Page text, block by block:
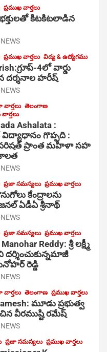
ప్రముఖ వార్తలు
కిటకిటలాడిన
ప్రముఖ వార్తలు విద్య & ఉద్యోగము
4లో వార్డు
దర్శనాల హరీష్
తెలంగాణ
వార్తలు
Ashalata :
గొప్పది :
ప్రాంత మహిళా సహ
ప్రజా సమస్యలు ప్రముఖ వార్తలు
కేంద్రాల‌ను
ఏడీఏ శ్రీనాథ్
ప్రజా సమస్యలు ప్రముఖ వార్తలు
Reddy: శ్రీ లక్ష్మీ
రెడ్డి
తెలంగాణ ప్రముఖ వార్తలు
మూడు ప్రభుత్వ
వీరముష్టి రమేష్
ప్రజా సమస్యలు ప్రముఖ వార్తలు